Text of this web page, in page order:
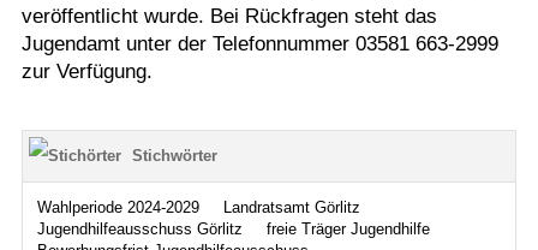
veröffentlicht wurde. Bei Rückfragen steht das
Jugendamt unter der Telefonnummer 03581 663-2999
zur Verfügung.
Stichwörter
Wahlperiode 2024-2029
Landratsamt Görlitz
Jugendhilfeausschuss Görlitz
freie Träger Jugendhilfe